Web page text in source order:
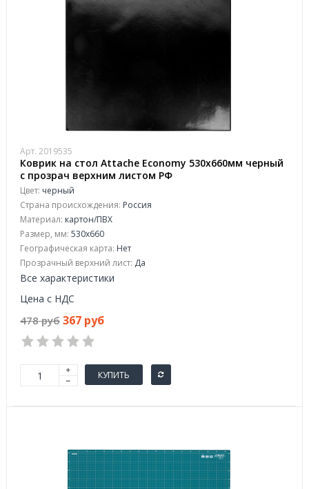
Арт. 2019535
Коврик на стол Attache Economy 530х660мм черный
с прозрач верхним листом РФ
Цвет: черный
Страна происхождения: Россия
Материал: картон/ПВХ
Размер, мм: 530x660
Географическая карта: Нет
Прозрачный верхний лист: Да
Все характеристики
Цена с НДС
478 руб 367 руб
КУПИТЬ